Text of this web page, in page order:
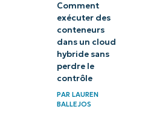
Comment
exécuter des
conteneurs
dans un cloud
hybride sans
perdre le
contrôle
PAR LAUREN
BALLEJOS